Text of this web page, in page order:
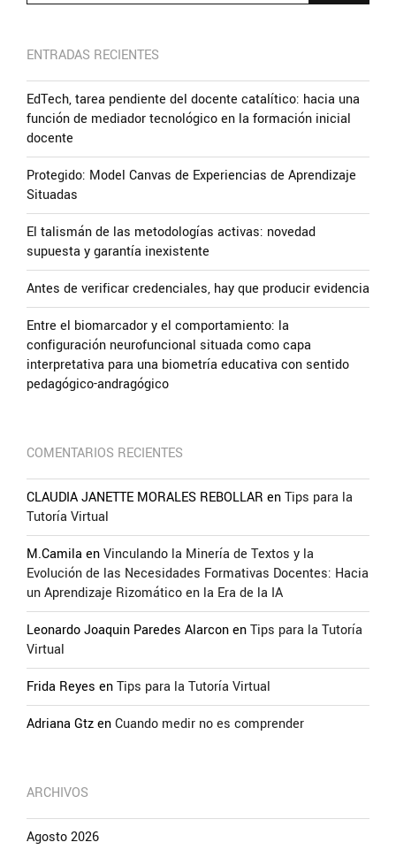
ENTRADAS RECIENTES
EdTech, tarea pendiente del docente catalítico: hacia una
función de mediador tecnológico en la formación inicial
docente
Protegido: Model Canvas de Experiencias de Aprendizaje
Situadas
El talismán de las metodologías activas: novedad
supuesta y garantía inexistente
Antes de verificar credenciales, hay que producir evidencia
Entre el biomarcador y el comportamiento: la
configuración neurofuncional situada como capa
interpretativa para una biometría educativa con sentido
pedagógico-andragógico
COMENTARIOS RECIENTES
CLAUDIA JANETTE MORALES REBOLLAR enTips para la
Tutoría Virtual
M.Camila enVinculando la Minería de Textos y la
Evolución de las Necesidades Formativas Docentes: Hacia
un Aprendizaje Rizomático en la Era de la IA
Leonardo Joaquin Paredes AlarconenTips para la Tutoría
Virtual
Frida Reyes enTips para la Tutoría Virtual
Adriana GtzenCuando medir no es comprender
ARCHIVOS
Agosto 2026